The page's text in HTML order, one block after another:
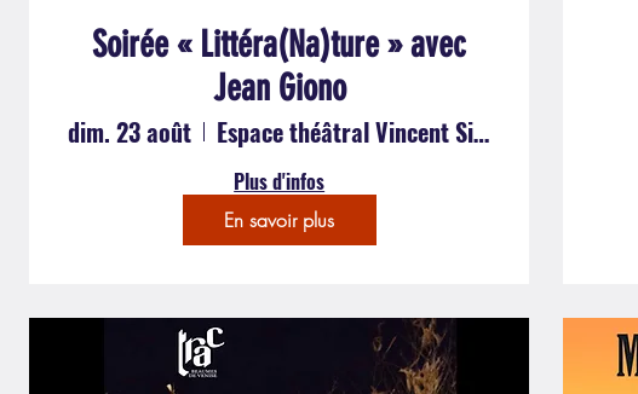
Soirée « Littéra(Na)ture » avec
Jean Giono
dim. 23 août Espace théâtral Vincent Siano, Mairie
Plus d'infos
En savoir plus